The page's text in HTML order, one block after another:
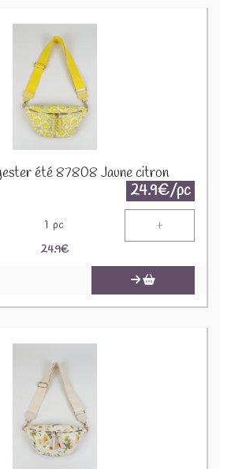
été 87808 Jaune citron
24.9€/pc
1 pc +
24.9€